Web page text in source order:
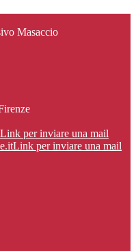
Masaccio
Link per inviare una mail
Link per inviare una mail